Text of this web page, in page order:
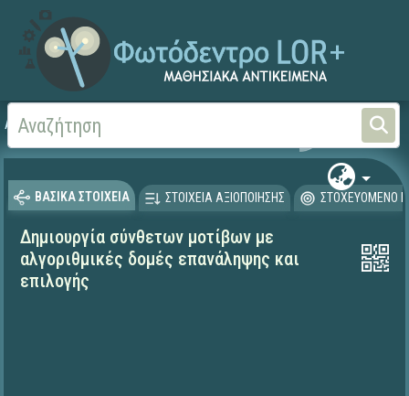
Αρχική
ΒΑΣΙΚΑ ΣΤΟΙΧΕΙΑ ΣΤΟΙΧΕΙΑ ΑΞΙΟΠΟΙΗΣΗΣ ΣΤΟΧΕΥΟΜΕΝΟ
Δημιουργία σύνθετων μοτίβων με
αλγοριθμικές δομές επανάληψης και
επιλογής